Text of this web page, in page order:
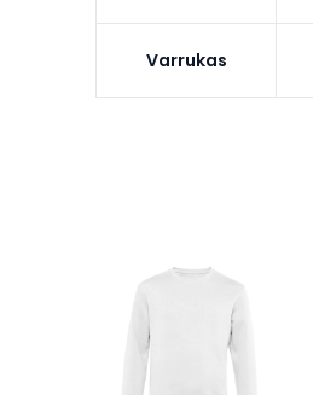
Varrukas